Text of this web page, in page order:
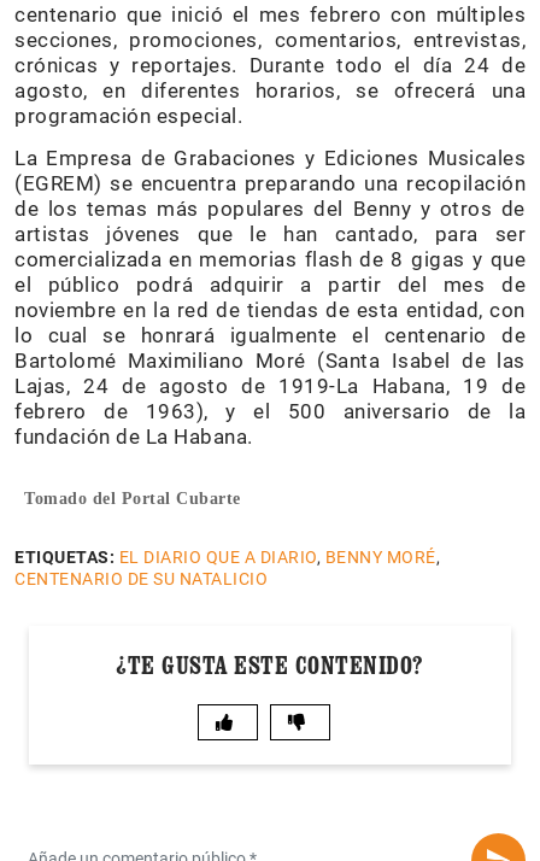
centenario que inició el mes febrero con múltiples
secciones, promociones, comentarios, entrevistas,
crónicas y reportajes. Durante todo el día 24 de
agosto, en diferentes horarios, se ofrecerá una
programación especial.
La Empresa de Grabaciones y Ediciones Musicales
(EGREM) se encuentra preparando una recopilación
de los temas más populares del Benny y otros de
artistas jóvenes que le han cantado, para ser
comercializada en memorias flash de 8 gigas y que
el público podrá adquirir a partir del mes de
noviembre en la red de tiendas de esta entidad, con
lo cual se honrará igualmente el centenario de
Bartolomé Maximiliano Moré (Santa Isabel de las
Lajas, 24 de agosto de 1919-La Habana, 19 de
febrero de 1963), y el 500 aniversario de la
fundación de La Habana.
Tomado del Portal Cubarte
ETIQUETAS: EL DIARIO QUE A DIARIO, BENNY MORÉ,
CENTENARIO DE SU NATALICIO
¿TE GUSTA ESTE CONTENIDO?